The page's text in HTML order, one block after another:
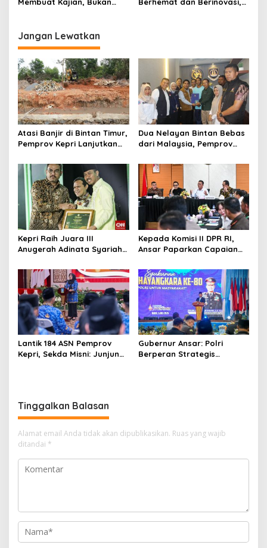
Membuat Kajian, Bukan
Berhemat dan Berinovasi,
Jangan Lewatkan
Atasi Banjir di Bintan Timur,
Pemprov Kepri Lanjutkan
di Kampung Purwodadi
Dua Nelayan Bintan Bebas
dari Malaysia, Pemprov
ke Tanah Air
Kepri Raih Juara III
Anugerah Adinata Syariah
Syariah
Kepada Komisi II DPR RI,
Ansar Paparkan Capaian
Lantik 184 ASN Pemprov
Kepri, Sekda Misni: Junjung
Gubernur Ansar: Polri
Berperan Strategis
Tinggalkan Balasan
Alamat email Anda tidak akan dipublikasikan. Ruas yang wajib
ditandai *